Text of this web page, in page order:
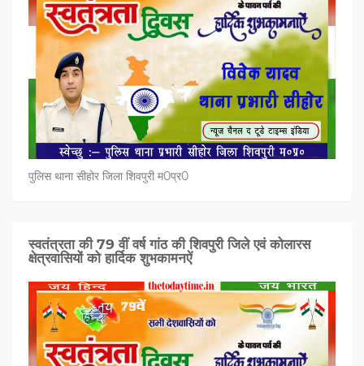
पुलिस थाना सीहोर जिला शिवपुरी म0प्र0
स्वतंत्रता की 79 वीं वर्ष गांठ की शिवपुरी जिले एवं कोलारस
क्षेत्रवासियों को हार्दिक शुभकामनऐं